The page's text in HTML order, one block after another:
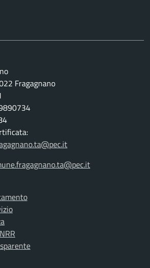
Fragagnano